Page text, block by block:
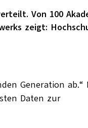
Von 100
zeigt:
Generation ab.“
Daten zur